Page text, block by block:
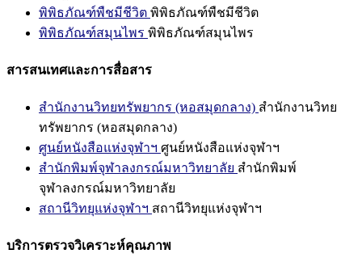
พิพิธภัณฑ์พืชมีชีวิต พิพิธภัณฑ์พืชมีชีวิต
พิพิธภัณฑ์สมุนไพร พิพิธภัณฑ์สมุนไพร
สารสนเทศและการสื่อสาร
สำนักงานวิทยทรัพยากร (หอสมุดกลาง) สำนักงานวิทย
ทรัพยากร (หอสมุดกลาง)
ศูนย์หนังสือแห่งจุฬาฯ ศูนย์หนังสือแห่งจุฬาฯ
สำนักพิมพ์จุฬาลงกรณ์มหาวิทยาลัย สำนักพิมพ์
จุฬาลงกรณ์มหาวิทยาลัย
สถานีวิทยุแห่งจุฬาฯ สถานีวิทยุแห่งจุฬาฯ
บริการตรวจวิเคราะห์คุณภาพ